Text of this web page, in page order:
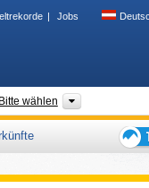
Jobs
Bitte wählen
für